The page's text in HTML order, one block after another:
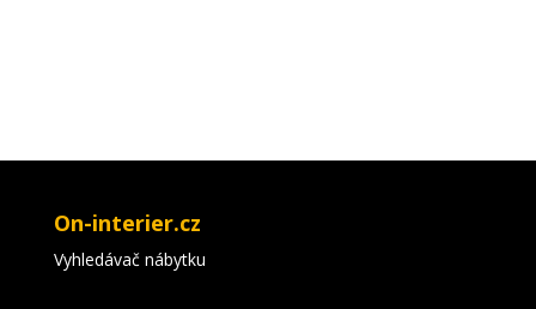
On-interier.cz
Vyhledávač nábytku